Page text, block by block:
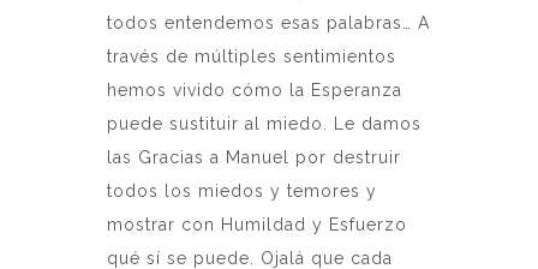
todos entendemos esas palabras… A
través de múltiples sentimientos
hemos vivido cómo la Esperanza
puede sustituir al miedo. Le damos
las Gracias a Manuel por destruir
todos los miedos y temores y
mostrar con Humildad y Esfuerzo
qué sí se puede. Ojalá que cada